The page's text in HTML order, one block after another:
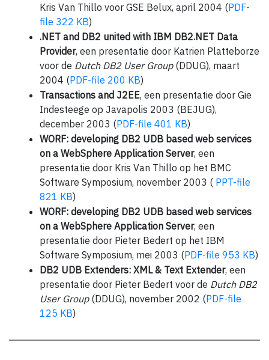
Kris Van Thillo voor GSE Belux, april 2004 (PDF-
file 322 KB)
.NET and DB2 united with IBM DB2.NET Data
Provider, een presentatie door Katrien Platteborze
voor de Dutch DB2 User Group(DDUG), maart
2004 (PDF-file 200 KB)
Transactions and J2EE, een presentatie door Gie
Indesteege op Javapolis 2003 (BEJUG),
december 2003 (PDF-file 401 KB)
WORF: developing DB2 UDB based web services
on a WebSphere Application Server, een
presentatie door Kris Van Thillo op het BMC
Software Symposium, november 2003 ( PPT-file
821 KB)
WORF: developing DB2 UDB based web services
on a WebSphere Application Server, een
presentatie door Pieter Bedert op het IBM
Software Symposium, mei 2003 (PDF-file 953 KB)
DB2 UDB Extenders: XML & Text Extender, een
presentatie door Pieter Bedert voor de Dutch DB2
User Group(DDUG), november 2002 (PDF-file
125 KB)